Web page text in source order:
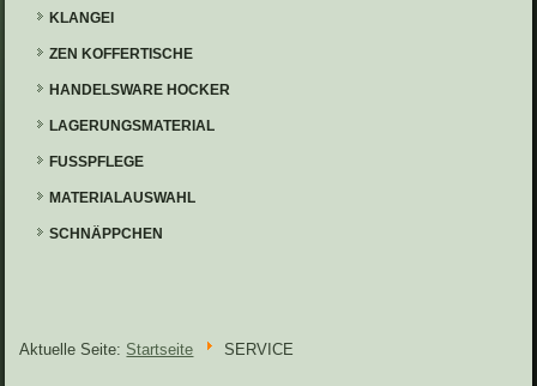
KLANGEI
ZEN KOFFERTISCHE
HANDELSWARE HOCKER
LAGERUNGSMATERIAL
FUSSPFLEGE
MATERIALAUSWAHL
SCHNÄPPCHEN
Aktuelle Seite: Startseite SERVICE